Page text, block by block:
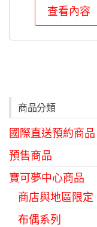
查看內容
商品分類
國際直送預約商品
預售商品
寶可夢中心商品
商店與地區限定
布偶系列